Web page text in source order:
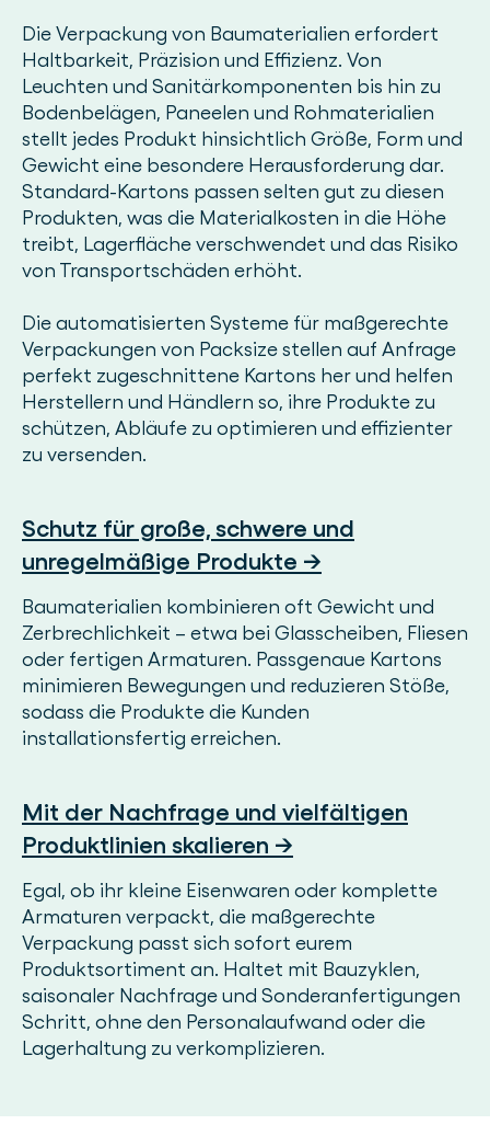
Die Verpackung von Baumaterialien erfordert
Haltbarkeit, Präzision und Effizienz. Von
Leuchten und Sanitärkomponenten bis hin zu
Bodenbelägen, Paneelen und Rohmaterialien
stellt jedes Produkt hinsichtlich Größe, Form und
Gewicht eine besondere Herausforderung dar.
Standard-Kartons passen selten gut zu diesen
Produkten, was die Materialkosten in die Höhe
treibt, Lagerfläche verschwendet und das Risiko
von Transportschäden erhöht.
Die automatisierten Systeme für maßgerechte
Verpackungen von Packsize stellen auf Anfrage
perfekt zugeschnittene Kartons her und helfen
Herstellern und Händlern so, ihre Produkte zu
schützen, Abläufe zu optimieren und effizienter
zu versenden.
Schutz für große, schwere und
unregelmäßige Produkte →
Baumaterialien kombinieren oft Gewicht und
Zerbrechlichkeit – etwa bei Glasscheiben, Fliesen
oder fertigen Armaturen. Passgenaue Kartons
minimieren Bewegungen und reduzieren Stöße,
sodass die Produkte die Kunden
installationsfertig erreichen.
Mit der Nachfrage und vielfältigen
Produktlinien skalieren →
Egal, ob ihr kleine Eisenwaren oder komplette
Armaturen verpackt, die maßgerechte
Verpackung passt sich sofort eurem
Produktsortiment an. Haltet mit Bauzyklen,
saisonaler Nachfrage und Sonderanfertigungen
Schritt, ohne den Personalaufwand oder die
Lagerhaltung zu verkomplizieren.